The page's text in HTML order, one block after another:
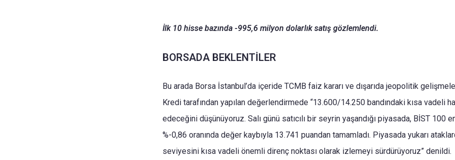
İlk 10 hisse bazında -995,6 milyon dolarlık satış gözlemlendi.
BORSADA BEKLENTİLER
Bu arada Borsa İstanbul’da içeride TCMB faiz kararı ve dışarıda jeopolitik
Kredi tarafından yapılan değerlendirmede “13.600/14.250 bandındaki kısa vadeli
edeceğini düşünüyoruz. Salı günü satıcılı bir seyrin yaşandığı piyasada, BİST 100
%-0,86 oranında değer kaybıyla 13.741 puandan tamamladı. Piyasada yukarı
seviyesini kısa vadeli önemli direnç noktası olarak izlemeyi sürdürüyoruz” denildi.